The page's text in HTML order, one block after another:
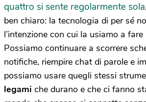
quattro si sente regolarmente sola
ben chiaro: la tecnologia di per sé
l’intenzione con cui la usiamo a
Possiamo continuare a scorrere
notifiche, riempire chat di parole e
possiamo usare quegli stessi
legami che durano e che ci fanno